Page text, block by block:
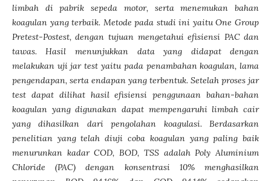
limbah di pabrik sepeda motor, serta menemukan bahan
koagulan yang terbaik. Metode pada studiini yaitu One Group
Pretest-Postest, dengan tujuan mengetahui efisiensi PAC dan
tawas. Hasil menunjukkan data
yang didapat dengan
melakukan uji jar test yaitu padapenambahan koagulan, lama
pengendapan,serta endapan yang terbentuk. Setelahproses jar
test dapat dilihat hasilefisiensi penggunaan bahan-bahan
koagulan yang digunakan dapat mempengaruhi limbah cair
yang dihasilkan dari pengolahan koagulasi. Berdasarkan
penelitian yang telah diuji coba koagulan yang paling baik
menurunkan kadar COD, BOD, TSSadalah Poly Aluminium
Chloride (PAC) dengan konsentrasi 10% menghasilkan